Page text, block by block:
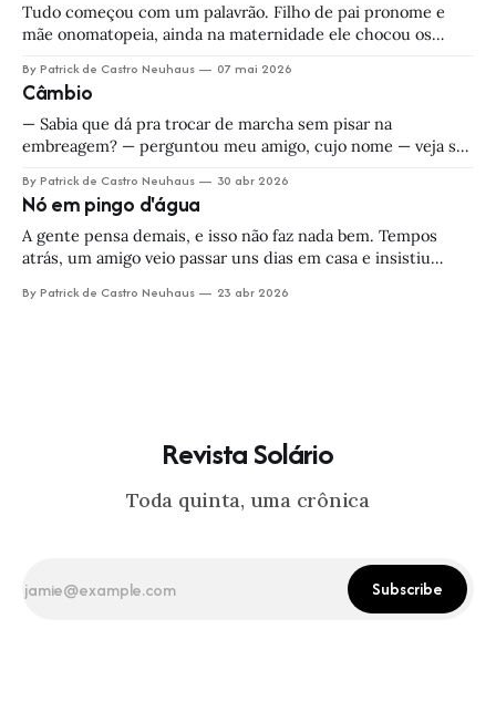
Tudo começou com um palavrão. Filho de pai pronome e
mãe onomatopeia, ainda na maternidade ele chocou os
enfermeiras não conseguiam esconder o riso quando
passavam pela incubadora e ouviam o palavrãozinho berrar.
— Coitadinho — lamentou uma delas. — Não vão deixar
By Patrick de Castro Neuhaus 07 mai 2026
Câmbio
— Sabia que dá pra trocar de marcha sem pisar na
embreagem? — perguntou meu amigo, cujo nome — veja só
1.6, pegando uma estrada de terra que conectava Vinhedo à
By Patrick de Castro Neuhaus 30 abr 2026
Nó em pingo d'água
A gente pensa demais, e isso não faz nada bem. Tempos
atrás, um amigo veio passar uns dias em casa e insistiu
forma um V no céu — ele disse, apontando pra cima — já
By Patrick de Castro Neuhaus 23 abr 2026
Revista Solário
Toda quinta, uma crônica
Subscribe